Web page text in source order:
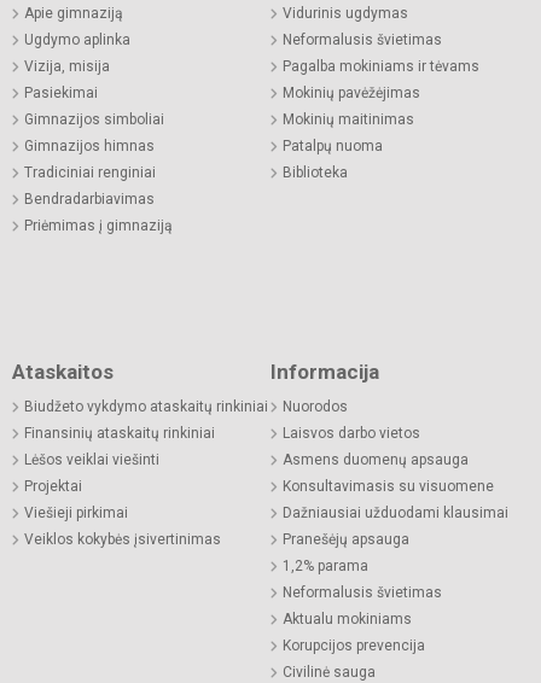
Apie gimnaziją
Ugdymo aplinka
Vizija, misija
Pasiekimai
Gimnazijos simboliai
Gimnazijos himnas
Tradiciniai renginiai
Bendradarbiavimas
Priėmimas į gimnaziją
Vidurinis ugdymas
Neformalusis švietimas
Pagalba mokiniams ir tėvams
Mokinių pavėžėjimas
Mokinių maitinimas
Patalpų nuoma
Biblioteka
Ataskaitos
Biudžeto vykdymo ataskaitų rinkiniai
Finansinių ataskaitų rinkiniai
Lėšos veiklai viešinti
Projektai
Viešieji pirkimai
Veiklos kokybės įsivertinimas
Informacija
Nuorodos
Laisvos darbo vietos
Asmens duomenų apsauga
Konsultavimasis su visuomene
Dažniausiai užduodami klausimai
Pranešėjų apsauga
1,2% parama
Neformalusis švietimas
Aktualu mokiniams
Korupcijos prevencija
Civilinė sauga